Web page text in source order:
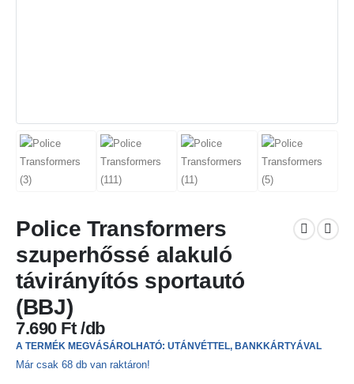
Police Transformers
szuperhőssé alakuló
távirányítós sportautó
(BBJ)
7.690 Ft
A TERMÉK MEGVÁSÁROLHATÓ: UTÁNVÉTTEL, BANKKÁRTYÁVAL
Már csak 68 db van raktáron!